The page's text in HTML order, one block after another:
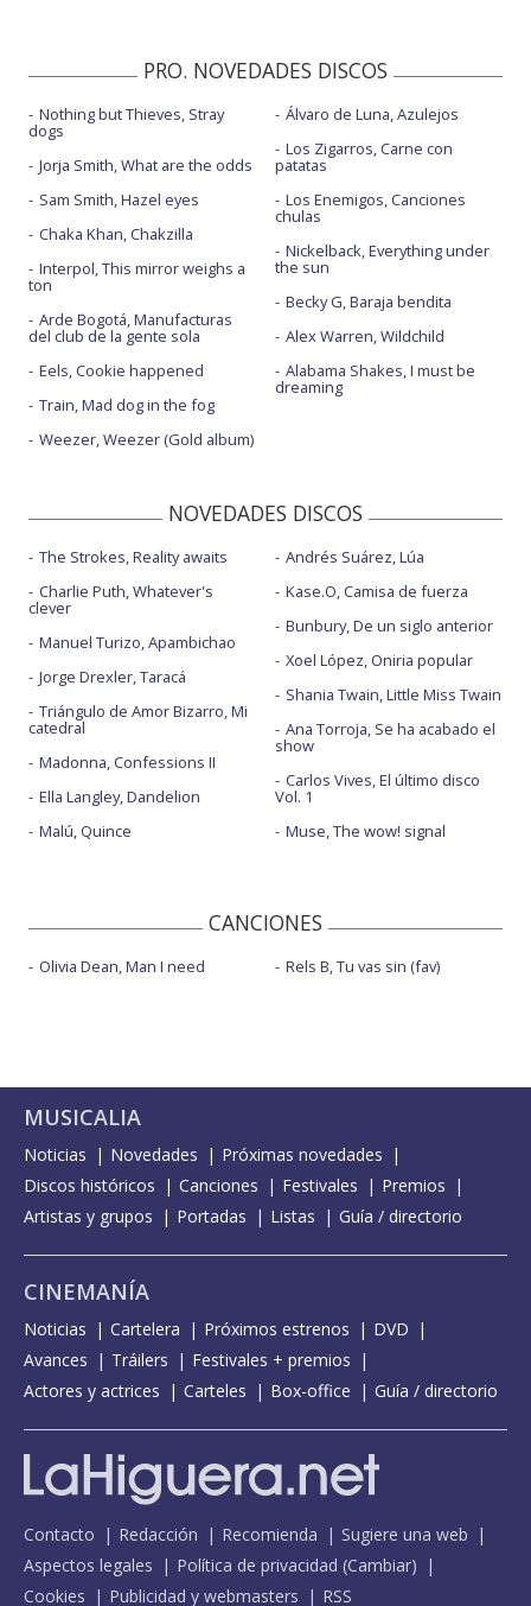
PRO. NOVEDADES DISCOS
Nothing but Thieves, Stray
dogs
Jorja Smith, What are the odds
Sam Smith, Hazel eyes
Chaka Khan, Chakzilla
Interpol, This mirror weighs a
ton
Arde Bogotá, Manufacturas
del club de la gente sola
Eels, Cookie happened
Train, Mad dog in the fog
Weezer, Weezer (Gold album)
Álvaro de Luna, Azulejos
Los Zigarros, Carne con
patatas
Los Enemigos, Canciones
chulas
Nickelback, Everything under
the sun
Becky G, Baraja bendita
Alex Warren, Wildchild
Alabama Shakes, I must be
dreaming
NOVEDADES DISCOS
The Strokes, Reality awaits
Charlie Puth, Whatever's
clever
Manuel Turizo, Apambichao
Jorge Drexler, Taracá
Triángulo de Amor Bizarro, Mi
catedral
Madonna, Confessions II
Ella Langley, Dandelion
Malú, Quince
Andrés Suárez, Lúa
Kase.O, Camisa de fuerza
Bunbury, De un siglo anterior
Xoel López, Oniria popular
Shania Twain, Little Miss Twain
Ana Torroja, Se ha acabado el
show
Carlos Vives, El último disco
Vol. 1
Muse, The wow! signal
CANCIONES
Olivia Dean, Man I need Rels B, Tu vas sin (fav)
MUSICALIA
Noticias Novedades
Próximas novedades
Discos históricos
Canciones Festivales
Premios
Artistas y grupos
Portadas Listas Guía / directorio
CINEMANÍA
Noticias Cartelera Próximos estrenos
DVD
Avances
Tráilers
Festivales + premios
Actores y actrices
Carteles Box-office Guía / directorio
Contacto Redacción Recomienda
Sugiere una web
Aspectos legales
Política de privacidad (Cambiar)
Cookies
Publicidad y webmasters RSS